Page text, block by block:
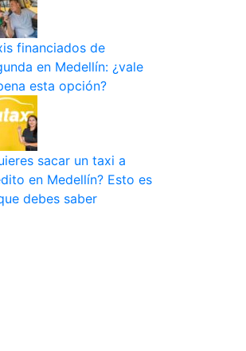
financiados de
en Medellín: ¿vale
esta opción?
sacar un taxi a
en Medellín? Esto es
debes saber